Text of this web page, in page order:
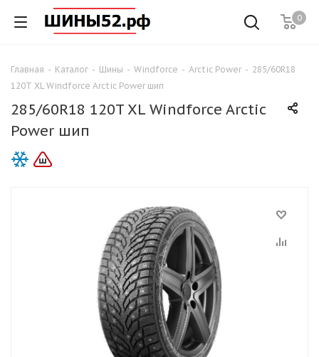
0
Главная - Каталог - Шины - Windforce - Arctic Power - 285/60R18
120T XL Windforce Arctic Power шип
285/60R18 120T XL Windforce Arctic
Power шип